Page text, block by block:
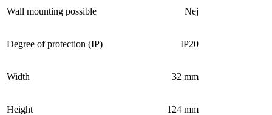
Wall mounting possible Nej
Degree of protection (IP) IP20
Width 32 mm
Height 124 mm